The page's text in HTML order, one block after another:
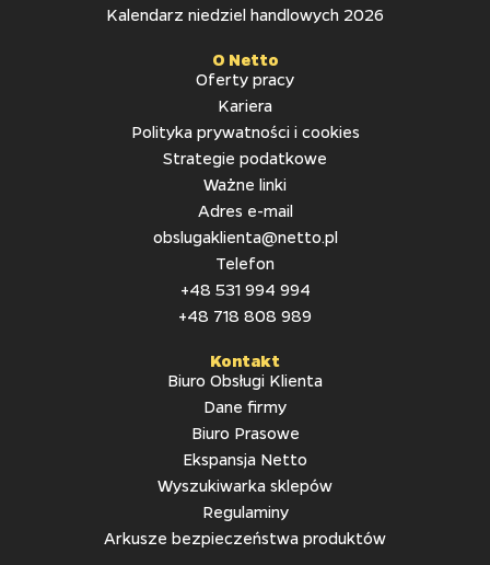
Kalendarz niedziel handlowych 2026
O Netto
Oferty pracy
Kariera
Polityka prywatności i cookies
Strategie podatkowe
Ważne linki
Adres e-mail
obslugaklienta@netto.pl
Telefon
+48 531 994 994
+48 718 808 989
Kontakt
Biuro Obsługi Klienta
Dane firmy
Biuro Prasowe
Ekspansja Netto
Wyszukiwarka sklepów
Regulaminy
Arkusze bezpieczeństwa produktów